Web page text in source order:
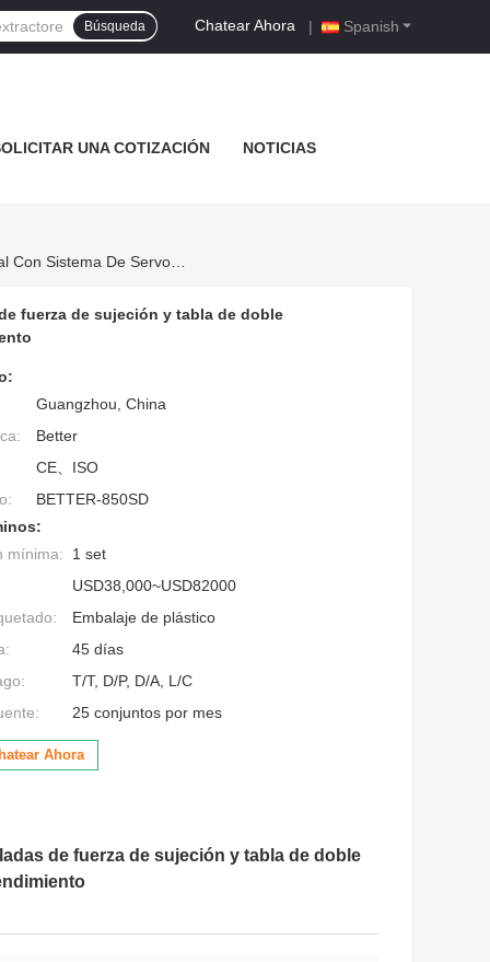
Spanish
Chatear Ahora |
Búsqueda
UNA COTIZACIÓN NOTICIAS
fuerza de sujeción y tabla de doble
Guangzhou, China
Better
CE、ISO
BETTER-850SD
mínima:
1 set
USD38,000~USD82000
Embalaje de plástico
45 días
T/T, D/P, D/A, L/C
25 conjuntos por mes
Ahora
de fuerza de sujeción y tabla de doble